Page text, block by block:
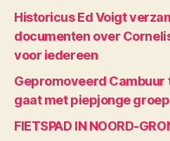
Historicus Ed Voigt
documenten over
voor iedereen
Gepromoveerd
gaat met piepjonge
FIETSPAD IN NOORD-